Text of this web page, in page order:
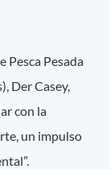
Pesca Pesada
Der Casey,
con la
un impulso